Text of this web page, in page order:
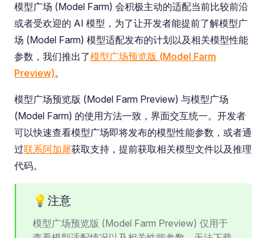
模型广场 (Model Farm) 会积极主动的适配当前比较前沿
或者受欢迎的 AI 模型，为了让开发者能提前了解模型广
场 (Model Farm) 模型适配发布的计划以及相关模型性能
参数，我们推出了模型广场预览版 (Model Farm
Preview)。
模型广场预览版 (Model Farm Preview) 与模型广场
(Model Farm) 的使用方法一致，界面交互统一。开发者
可以快速查看模型广场即将发布的模型性能参数，或者通
过联系阿加犀获取支持，提前获取相关模型文件以及推理
代码。
💡注意
模型广场预览版 (Model Farm Preview) 仅用于